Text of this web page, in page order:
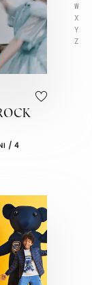
W
X
Y
Z
/ 4